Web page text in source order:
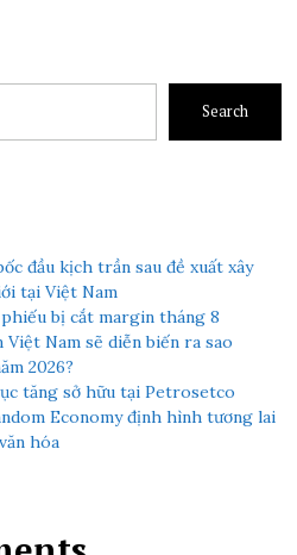
Search
đầu kịch trần sau đề xuất xây
tại Việt Nam
bị cắt margin tháng 8
Nam sẽ diễn biến ra sao
2026?
tăng sở hữu tại Petrosetco
Economy định hình tương lai
hóa